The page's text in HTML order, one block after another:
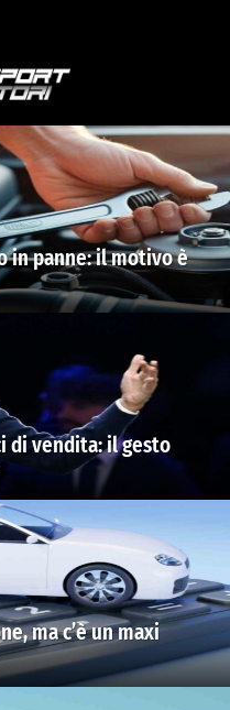
in panne: il motivo è
di vendita: il gesto
ma c’è un maxi